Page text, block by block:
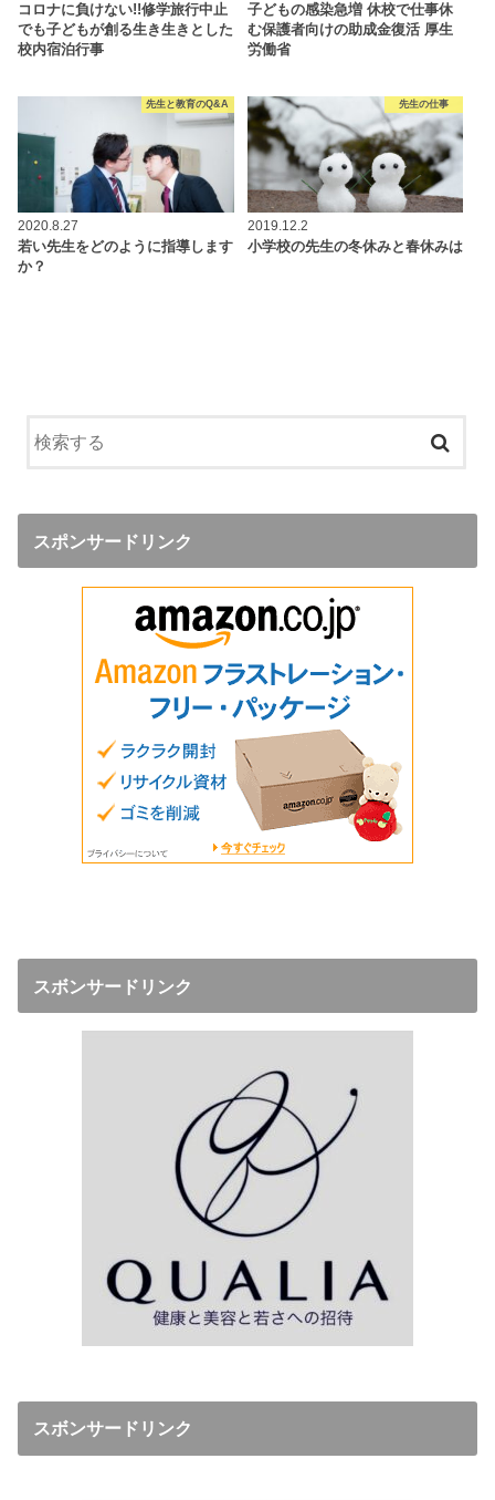
コロナに負けない!!修学旅行中止
でも子どもが創る生き生きとした
校内宿泊行事
子どもの感染急増 休校で仕事休
む保護者向けの助成金復活 厚生
労働省
先生と教育のQ&A
2020.8.27
若い先生をどのように指導します
か？
先生の仕事
2019.12.2
小学校の先生の冬休みと春休みは
スポンサードリンク
スボンサードリンク
スボンサードリンク